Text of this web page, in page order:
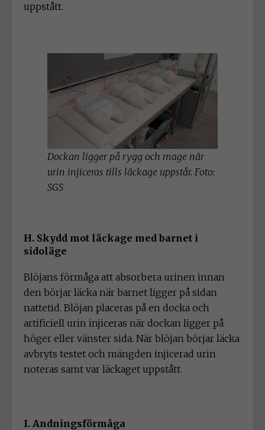
uppstått.
Dockan ligger på rygg och mage när
urin injiceras tills läckage uppstår. Foto:
SGS
H. Skydd mot läckage med barnet i
sidoläge
Blöjans förmåga att absorbera urinen innan
den börjar läcka när barnet ligger på sidan
nattetid. Blöjan placeras på en docka och
artificiell urin injiceras när dockan ligger på
höger eller vänster sida. När blöjan börjar läcka
avbryts testet och mängden injicerad urin
noteras samt var läckaget uppstått.
I. Andningsförmåga